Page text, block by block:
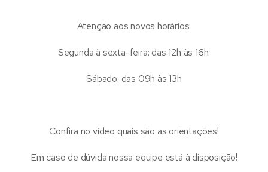
Atenção aos novos horários:
Segunda à sexta-feira: das 12h às 16h.
Sábado: das 09h às 13h
Confira no vídeo quais são as orientações!
Em caso de dúvida nossa equipe está à disposição!